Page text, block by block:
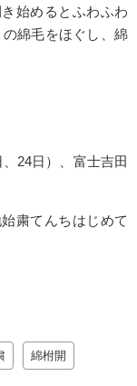
始めるとふわふわ
綿毛をほぐし、綿
24日）、富士吉田
粛てんちはじめて
綿柎開